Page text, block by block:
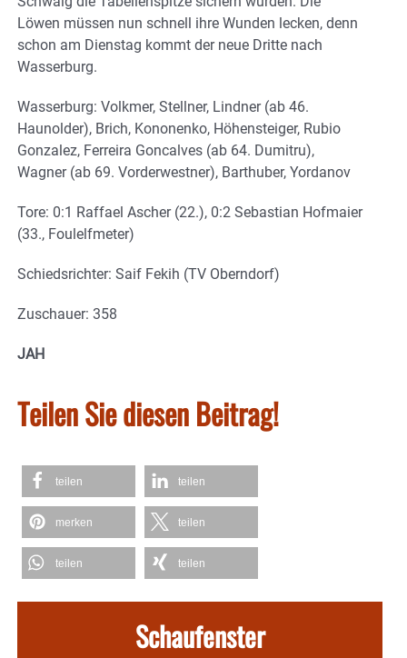
Löwen müssen nun schnell ihre Wunden lecken, denn
schon am Dienstag kommt der neue Dritte nach
Wasserburg.
Wasserburg: Volkmer, Stellner, Lindner (ab 46.
Haunolder), Brich, Kononenko, Höhensteiger, Rubio
Gonzalez, Ferreira Goncalves (ab 64. Dumitru),
Wagner (ab 69. Vorderwestner), Barthuber, Yordanov
Tore: 0:1 Raffael Ascher (22.), 0:2 Sebastian Hofmaier
(33., Foulelfmeter)
Schiedsrichter: Saif Fekih (TV Oberndorf)
Zuschauer: 358
JAH
Teilen Sie diesen Beitrag!
teilen teilen
merken teilen
teilen teilen
Schaufenster